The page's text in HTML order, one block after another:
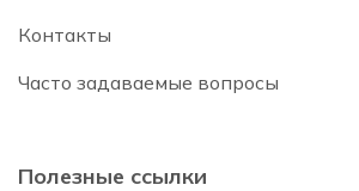
Контакты
Часто задаваемые вопросы
Полезные ссылки